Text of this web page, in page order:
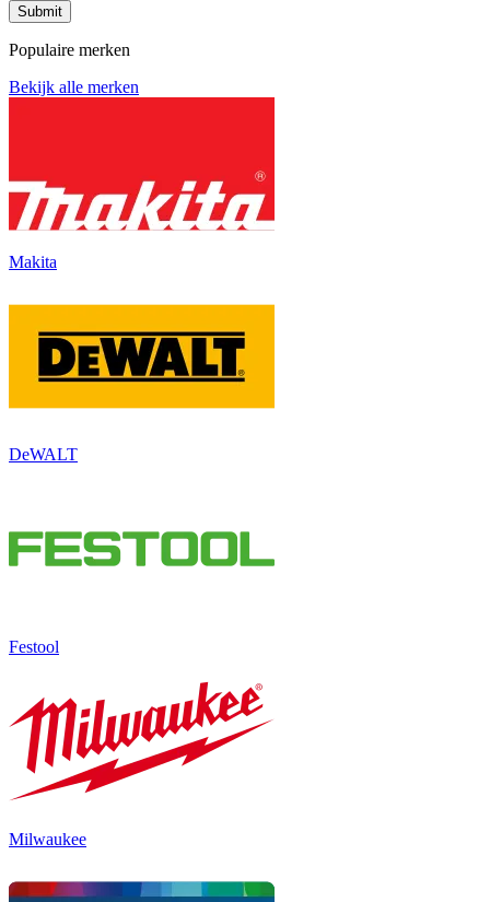
Submit
Populaire merken
Bekijk alle merken
Makita
DeWALT
Festool
Milwaukee